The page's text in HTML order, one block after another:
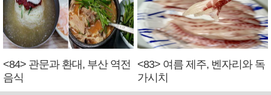
<84> 관문과 환대, 부산 역전
음식
<83> 여름 제주, 벤자리와 독
가시치